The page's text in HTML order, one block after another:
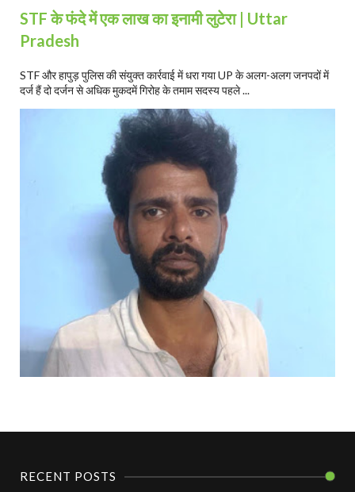
STF के फंदे में एक लाख का इनामी लुटेरा | Uttar
Pradesh
STF और हापुड़ पुलिस की संयुक्त कार्रवाई में धरा गया UP के अलग-अलग जनपदों में
दर्ज हैं दो दर्जन से अधिक मुकदमें गिरोह के तमाम सदस्य पहले ...
RECENT POSTS